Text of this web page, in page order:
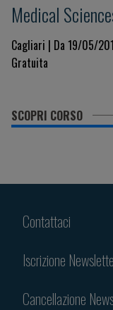
Medical
Cagliari | Da 19/05/
Gratuita
SCOPRI CORSO
Contattaci
Iscrizione
Cancellazione